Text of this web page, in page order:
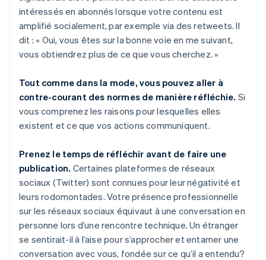
intéressés en abonnés lorsque votre contenu est
amplifié socialement, par exemple via des retweets. Il
dit : « Oui, vous êtes sur la bonne voie en me suivant,
vous obtiendrez plus de ce que vous cherchez. »
Tout comme dans la mode, vous pouvez aller à
contre-courant des normes de manière réfléchie. Si
vous comprenez les raisons pour lesquelles elles
existent et ce que vos actions communiquent.
Prenez le temps de réfléchir avant de faire une
publication. Certaines plateformes de réseaux
sociaux (Twitter) sont connues pour leur négativité et
leurs rodomontades. Votre présence professionnelle
sur les réseaux sociaux équivaut à une conversation en
personne lors d’une rencontre technique. Un étranger
se sentirait-il à l’aise pour s’approcher et entamer une
conversation avec vous, fondée sur ce qu’il a entendu?